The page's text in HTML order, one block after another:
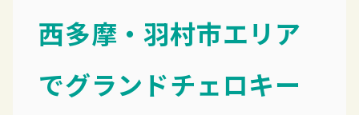
西多摩・羽村市エリア
でグランドチェロキー